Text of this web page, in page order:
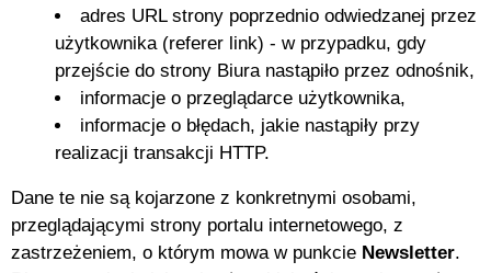
adres URL strony poprzednio odwiedzanej przez
użytkownika (referer link) - w przypadku, gdy
przejście do strony Biura nastąpiło przez odnośnik,
informacje o przeglądarce użytkownika,
informacje o błędach, jakie nastąpiły przy
realizacji transakcji HTTP.
Dane te nie są kojarzone z konkretnymi osobami,
przeglądającymi strony portalu internetowego, z
zastrzeżeniem, o którym mowa w punkcie Newsletter.